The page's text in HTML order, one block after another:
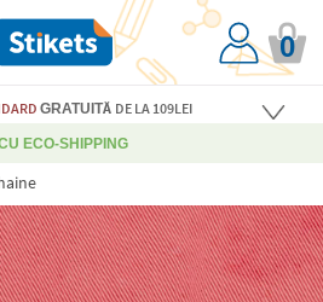
0
GRATUITĂ DE LA 109LEI
ECO-SHIPPING